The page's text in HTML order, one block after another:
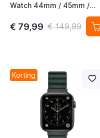
Watch 44mm / 45mm /
46mm / 49mm Large -
Sunset
€ 79,99 € 149,99
Korting